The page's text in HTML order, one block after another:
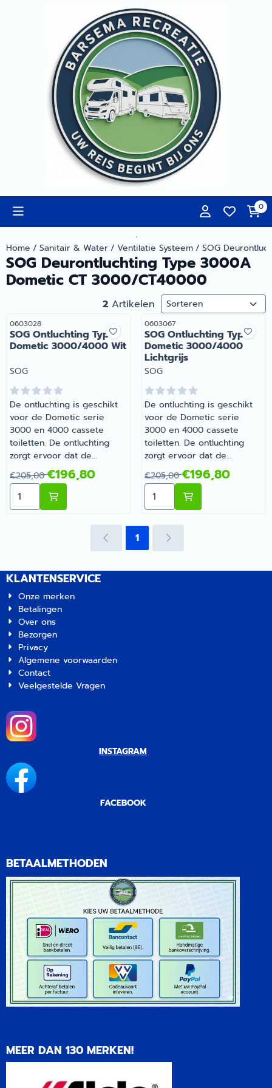
Cookievoorkeuren zijn momenteel gesloten.
0
.
Home / Sanitair & Water/ Ventilatie Systeem/ SOG
SOG Deurontluchting Type 3000A
Dometic CT 3000/CT40000
2 Artikelen Sorteermethode
Artikelnummer
0603028
SOG Ontluchting Type
Dometic 3000/4000 Wit
Merk:
SOG
De ontluchting is geschikt
voor de Dometic serie
3000 en 4000 cassete
toiletten. De ontluchting
zorgt ervoor dat de
vervellende geurtjes naar
buiten gaan via een
koolstof filtermat welke is
voorzien van een filterhuis
servicedeurtje. Filterhuis is
verkrijgbaar in wit en grijs. |
Dometic 3000/4000 Wit |
Artikelnummer 0603028
Van 205,00 voor 196,80
€205,00€196,80
Aantal kiezen voor SOG Ontluchting Type Dometic
Artikelnummer
0603067
SOG Ontluchting Type
Dometic 3000/4000
Lichtgrijs
Merk:
SOG
De ontluchting is geschikt
voor de Dometic serie
3000 en 4000 cassete
toiletten. De ontluchting
zorgt ervoor dat de
vervellende geurtjes naar
buiten gaan via een
koolstof filtermat welke is
voorzien van een filterhuis
servicedeurtje. Filterhuis is
verkrijgbaar in wit en grijs. |
Dometic 3000/4000
Van 205,00 voor 196,80
€205,00€196,80
Aantal kiezen voor SOG
1
KLANTENSERVICE
Onze merken
Betalingen
Over ons
Bezorgen
Privacy
Algemene voorwaarden
Contact
Veelgestelde Vragen
INSTAGRAM
FACEBOOK
BETAALMETHODEN
MEER DAN 130 MERKEN!